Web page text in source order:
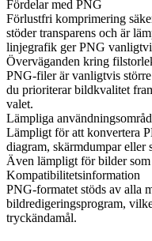
Fördelar med PNG
Förlustfri komprimering
stöder transparens och är
linjegrafik ger PNG
Överväganden kring
PNG-filer är vanligtvis
du prioriterar bildkvalitet
valet.
Lämpliga
Lämpligt för att konvertera
diagram, skärmdumpar
Även lämpligt för bilder
Kompatibilitetsinformation
PNG-formatet stöds av alla
bildredigeringsprogram,
tryckändamål.